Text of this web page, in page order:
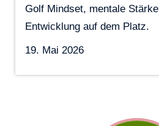
Golf Mindset, mentale
Entwicklung auf dem Platz.
19. Mai 2026